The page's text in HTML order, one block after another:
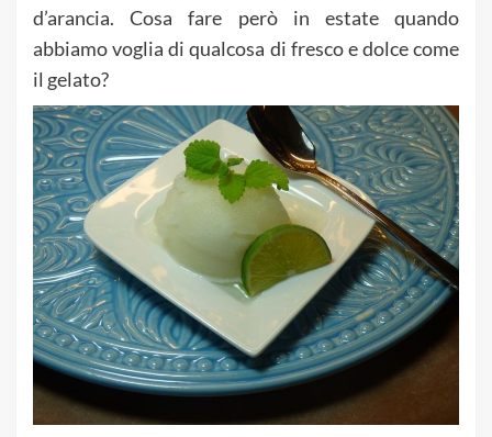
d’arancia. Cosa fare però in estate quando
abbiamo voglia di qualcosa di fresco e dolce come
il gelato?